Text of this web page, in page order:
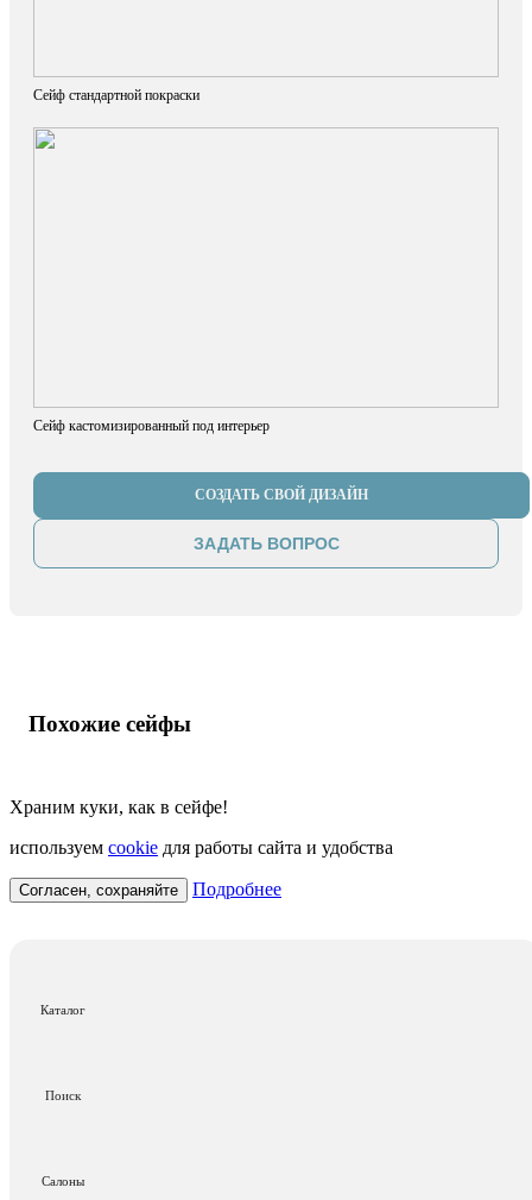
Каталог
Поиск
Салоны
Сейф стандартной покраски
Сейф кастомизированный под интерьер
СОЗДАТЬ СВОЙ ДИЗАЙН
ЗАДАТЬ ВОПРОС
Похожие сейфы
Храним куки, как в сейфе!
используем cookie для работы сайта и удобства
Согласен, сохраняйте Подробнее